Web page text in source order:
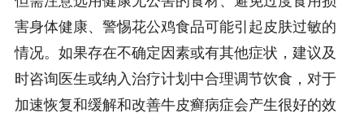
害身体健康、警惕花公鸡食品可能引起皮肤过敏的
情况。如果存在不确定因素或有其他症状，建议及
时咨询医生或纳入治疗计划中合理调节饮食，对于
加速恢复和缓解和改善牛皮癣病症会产生很好的效